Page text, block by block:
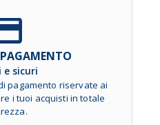
e sicuri
pagamento riservate ai
i tuoi acquisti in totale